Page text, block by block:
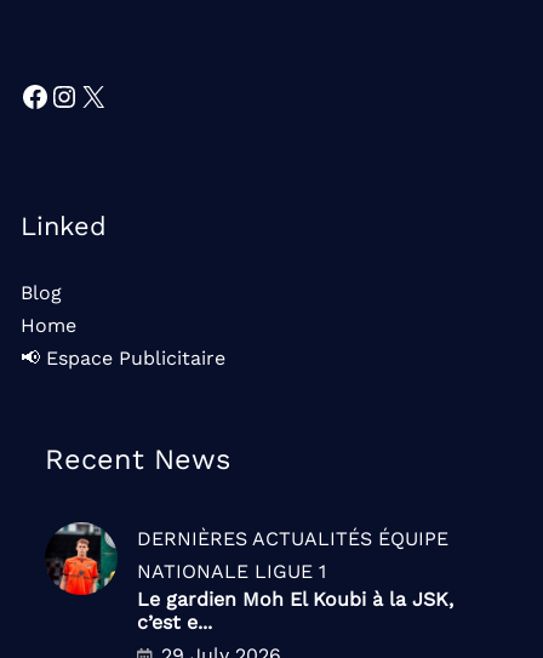
Facebook
Instagram
X
Linked
Blog
Home
📢 Espace Publicitaire
Recent News
DERNIÈRES ACTUALITÉS ÉQUIPE
NATIONALE LIGUE 1
Le gardien Moh El Koubi à la JSK,
c’est e...